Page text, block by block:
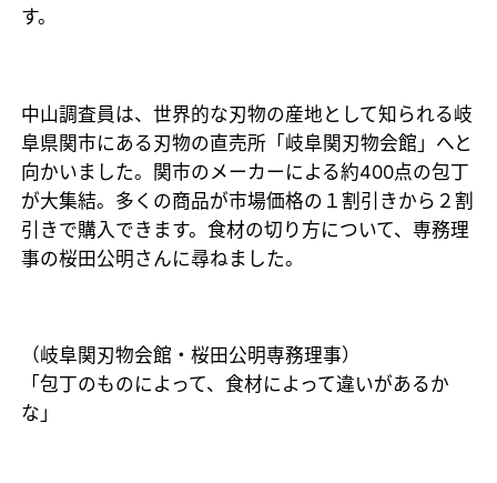
す。
中山調査員は、世界的な刃物の産地として知られる岐
阜県関市にある刃物の直売所「岐阜関刃物会館」へと
向かいました。関市のメーカーによる約400点の包丁
が大集結。多くの商品が市場価格の１割引きから２割
引きで購入できます。食材の切り方について、専務理
事の桜田公明さんに尋ねました。
（岐阜関刃物会館・桜田公明専務理事）
「包丁のものによって、食材によって違いがあるか
な」